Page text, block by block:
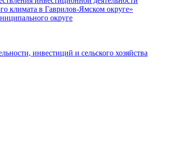
климата в Гаврилов-Ямском округе»
округе
инвестиций и сельского хозяйства